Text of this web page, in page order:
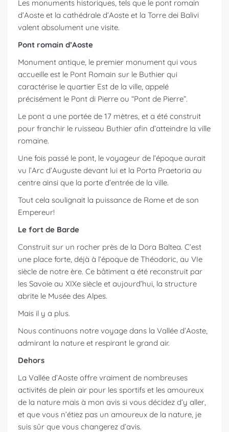
Les monuments historiques, tels que le pont romain
d’Aoste et la cathédrale d’Aoste et la Torre dei Balivi
valent absolument une visite.
Pont romain d’Aoste
Monument antique, le premier monument qui vous
accueille est le Pont Romain sur le Buthier qui
caractérise le quartier Est de la ville, appelé
précisément le Pont di Pierre ou “Pont de Pierre”.
Le pont a une portée de 17 mètres, et a été construit
pour franchir le ruisseau Buthier afin d’atteindre la ville
romaine.
Une fois passé le pont, le voyageur de l’époque aurait
vu l’Arc d’Auguste devant lui et la Porta Praetoria au
centre ainsi que la porte d’entrée de la ville.
Tout cela soulignait la puissance de Rome et de son
Empereur!
Le fort de Barde
Construit sur un rocher près de la Dora Baltea. C’est
une place forte, déjà à l’époque de Théodoric, au VIe
siècle de notre ère. Ce bâtiment a été reconstruit par
les Savoie au XIXe siècle et aujourd’hui, la structure
abrite le Musée des Alpes.
Mais il y a plus.
Nous continuons notre voyage dans la Vallée d’Aoste,
admirant la nature et respirant le grand air.
Dehors
La Vallée d’Aoste offre vraiment de nombreuses
activités de plein air pour les sportifs et les amoureux
de la nature mais à mon avis si vous décidez d’y aller,
et que vous n’étiez pas un amoureux de la nature, je
suis sûr que vous changerez d’avis.